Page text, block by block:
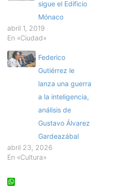
sigue el Edificio
Mónaco
abril 1, 2019
En «Ciudad»
Federico
Gutiérrez le
lanza una guerra
a la inteligencia,
análisis de
Gustavo Álvarez
Gardeazábal
abril 23, 2026
En «Cultura»